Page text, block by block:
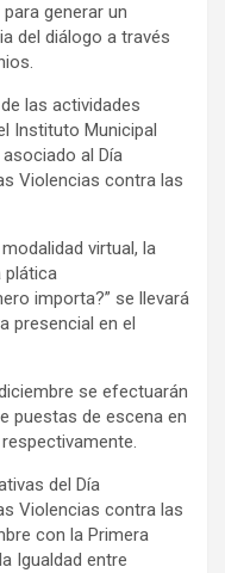
generar un
del diálogo a través
las actividades
Instituto Municipal
al Día
Violencias contra las
virtual, la
plática
importa?” se llevará
presencial en el
se efectuarán
puestas de escena en
del Día
Violencias contra las
con la Primera
Igualdad entre